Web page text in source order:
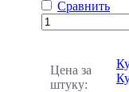
Сравнить
Цена за
штуку: